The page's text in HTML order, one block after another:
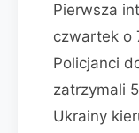
Pierwsza
czwartek o
Policjanci
zatrzymali
Ukrainy